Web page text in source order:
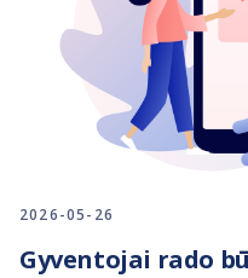
2026-05-26
Gyventojai rado